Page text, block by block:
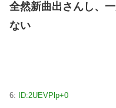
全然新曲出さんし、
ない
6: ID:2UEVPlp+0